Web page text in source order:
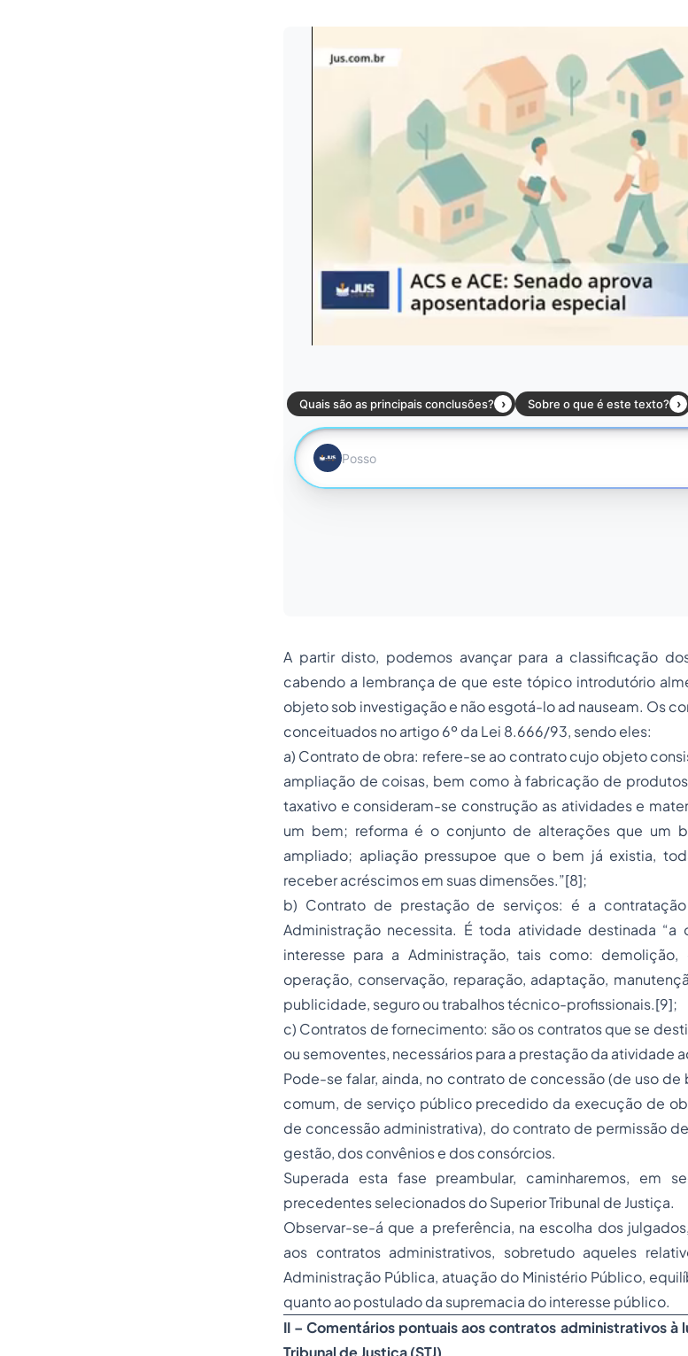
A partir disto, podemos avançar para a classificação
cabendo a lembrança de que este tópico introdutório
objeto sob investigação e não esgotá-lo ad nauseam. Os
conceituados no artigo 6º da Lei 8.666/93, sendo eles:
a) Contrato de obra: refere-se ao contrato cujo objeto
ampliação de coisas, bem como à fabricação de
taxativo e consideram-se construção as atividades e
um bem; reforma é o conjunto de alterações que um
ampliado; apliação pressupoe que o bem já existia,
receber acréscimos em suas dimensões.”[8];
b) Contrato de prestação de serviços: é a
Administração necessita. É toda atividade destinada
interesse para a Administração, tais como: demolição,
operação, conservação, reparação, adaptação,
publicidade, seguroou trabalhos técnico-profissionais.[9];
c) Contratos de fornecimento: são os contratos que se
ou semoventes, necessários para a prestação da atividade
Pode-se falar, ainda, no contrato de concessão (de uso
comum, de serviço público precedido da execução de
de concessão administrativa), do contrato de permissão
gestão, dos convênios e dos consórcios.
Superada esta fase preambular, caminharemos, em
precedentes selecionados do Superior Tribunal de Justiça.
Observar-se-á que a preferência, na escolha dos
aos contratos administrativos, sobretudo aqueles
Administração Pública, atuação do Ministério Público,
quanto ao postulado da supremacia do interesse público.
II – Comentários pontuais aos contratos administrativos à
Tribunal de Justiça (STJ)